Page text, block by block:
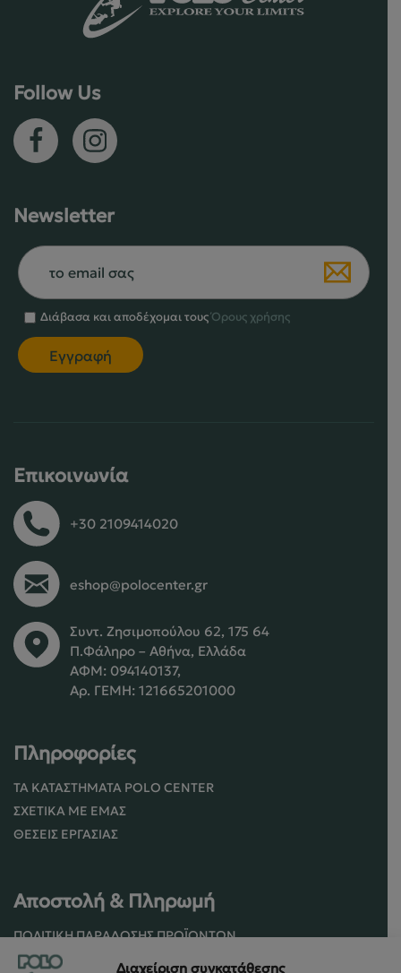
Διαχείριση συγκατάθεσης
Follow Us
Newsletter
Διάβασα και αποδέχομαι τουςΌρους χρήσης
Επικοινωνία
+30 2109414020
eshop@polocenter.gr
Συντ. Ζησιμοπούλου 62, 175 64
Π.Φάληρο – Αθήνα, Ελλάδα
ΑΦΜ: 094140137,
Αρ. ΓΕΜΗ: 121665201000
Πληροφορίες
ΤΑ ΚΑΤΑΣΤΉΜΑΤΑ POLO CENTER
ΣΧΕΤΙΚΆ ΜΕ ΕΜΆΣ
ΘΈΣΕΙΣ ΕΡΓΑΣΊΑΣ
Αποστολή & Πληρωμή
ΠΟΛΙΤΙΚΉ ΠΑΡΆΔΟΣΗΣ ΠΡΟΪΌΝΤΩΝ
ΠΟΛΙΤΙΚΉ ΕΠΙΣΤΡΟΦΏΝ / ΑΚΥΡΏΣΕΩΝ